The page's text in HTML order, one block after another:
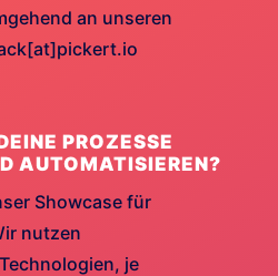
an unseren
PROZESSE
AUTOMATISIEREN?
Showcase für
nutzen
je